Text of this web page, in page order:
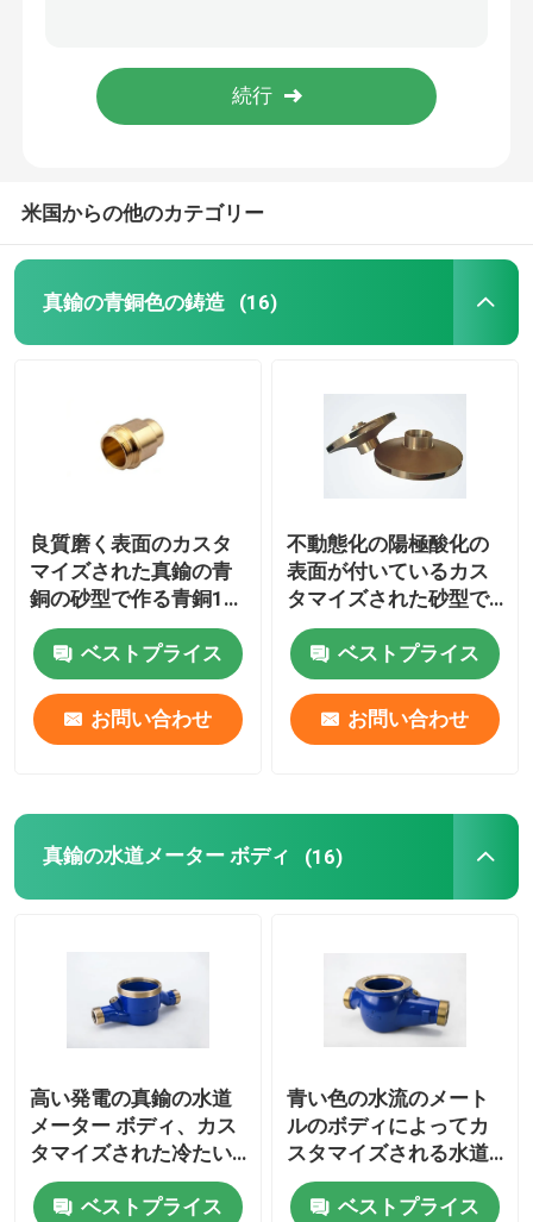
青銅色の水道メーター ボディ
真鍮弁
青銅色弁
羽毛をつける付属品
青銅色のインゴット
真鍮の棒
青銅色の棒
銅のストリップ
ブッシュおよび軸受け
火のアダプター
米国からの他のカテゴリー
真鍮の青銅色の鋳造 (16)
良質磨く表面のカスタ
マイズされた真鍮の青
銅の砂型で作る青銅1
1/2
ベストプライス
お問い合わせ
不動態化の陽極酸化の
表面が付いているカス
タマイズされた砂型で
作る青銅を機械で造る
CNC ベストプライス
お問い合わせ
真鍮の水道メーター ボディ (16)
高い発電の真鍮の水道
メーター ボディ、カス
タマイズされた冷たい
水流のメートル
ベストプライス
青い色の水流のメート
ルのボディによってカ
スタマイズされる水道
メーターのアダプター
ボディDN 15 DN 50
ベストプライス